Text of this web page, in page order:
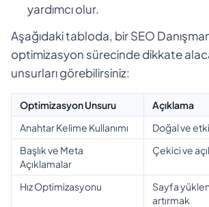
yardımcı olur.
Aşağıdaki tabloda, bir SEO
optimizasyon sürecinde dikkate
unsurları görebilirsiniz:
Optimizasyon Unsuru
Açıklama
Anahtar Kelime Kullanımı
Doğal ve
Başlık ve Meta
Açıklamalar
Çekici ve
Hız Optimizasyonu
Sayfa
artırmak